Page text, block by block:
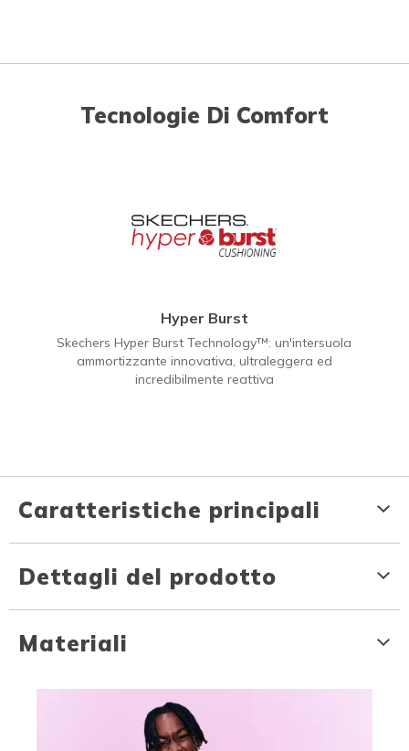
Tecnologie Di Comfort
Hyper Burst
Skechers Hyper Burst Technology™: un'intersuola
ammortizzante innovativa, ultraleggera ed
incredibilmente reattiva
Caratteristiche principali
Dettagli del prodotto
Materiali
Media Carousel
Carousel with product photos. Use the previous and next buttons